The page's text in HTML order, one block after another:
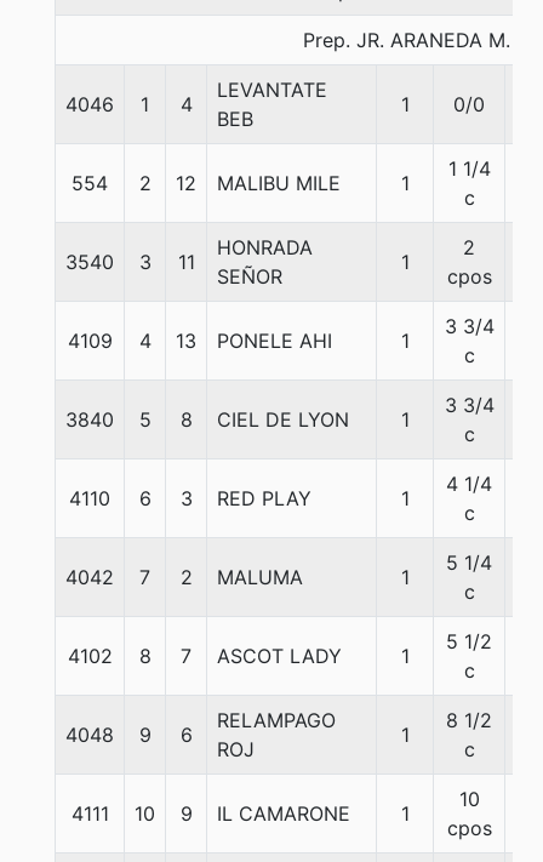
Prep. JR. ARANEDA M.
4046 1 4
LEVANTATE
BEB
1 0/0
554 2 12 MALIBU MILE 1
1 1/4
c
3540 3 11
HONRADA
SEÑOR
1
2
cpos
4109 4 13 PONELE AHI 1
3 3/4
c
3840 5 8 CIEL DE LYON 1
3 3/4
c
4110 6 3 RED PLAY 1
4 1/4
c
4042 7 2 MALUMA 1
5 1/4
c
4102 8 7 ASCOT LADY 1
5 1/2
c
4048 9 6
RELAMPAGO
ROJ
1
8 1/2
c
4111 10 9 IL CAMARONE 1
10
cpos